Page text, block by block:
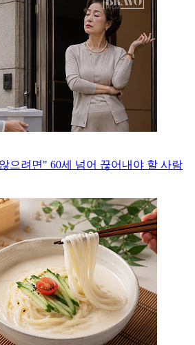
으려면" 60세 넘어 끊어내야 할 사람